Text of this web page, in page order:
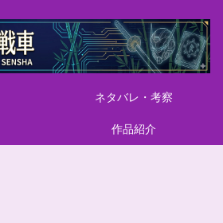
ネタバレ・考察
作品紹介